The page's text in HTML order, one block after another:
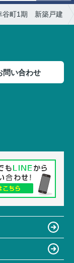
谷町1期 新築戸建
問い合わせ